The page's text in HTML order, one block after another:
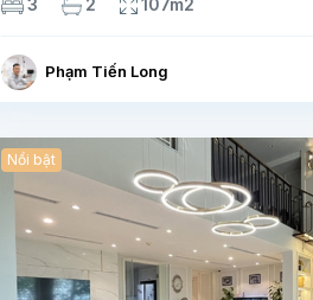
rộng thoáng. Căn
Phạm Tiến Long
Nổi bật